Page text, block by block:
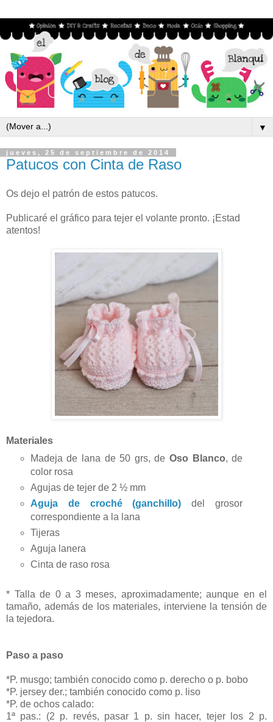
▼
jueves, 25 de septiembre de 2014
Patucos con Cinta de Raso
Os dejo el patrón de estos patucos.
Publicaré el gráfico para tejer el volante pronto. ¡Estad
atentos!
Materiales
Madeja de lana de 50 grs, deOso Blanco, de
color rosa
Agujas de tejer de 2 ½mm
Aguja de croché (ganchillo) del grosor
correspondiente a la lana
Tijeras
Aguja lanera
Cinta de raso rosa
* Talla de 0 a 3 meses, aproximadamente; aunque en el
tamaño, además de los materiales, interviene la tensión de
la tejedora.
Paso a paso
*P. musgo; también conocido como p. derecho o p. bobo
*P. jersey der.; también conocido como p. liso
*P. de ochos calado:
1ª pas.: (2 p. revés, pasar 1 p. sin hacer, tejer los 2 p.